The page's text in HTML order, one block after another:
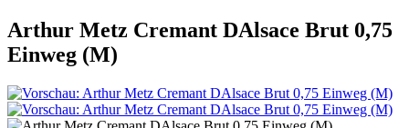
Arthur Metz Cremant DAlsace Brut 0,75
Einweg (M)